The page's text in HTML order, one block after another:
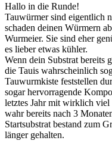
Hallo in die Runde!
Tauwürmer sind eigentlich
schaden deinen Würmern
Wurmeier. Sie sind eher
es lieber etwas kühler.
Wenn dein Substrat bereits
die Tauis wahrscheinlich
Tauwurmkiste feststellen
sogar hervorragende
letztes Jahr mit wirklich viel
wahr bereits nach 3
Startsubstrat bestand zum
länger gehalten.